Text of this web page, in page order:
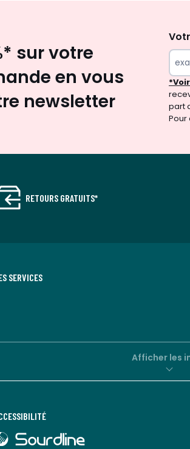
sur votre
en vous
newsletter
part
Pour
RETOURS GRATUITS*
SERVICES
Afficher les